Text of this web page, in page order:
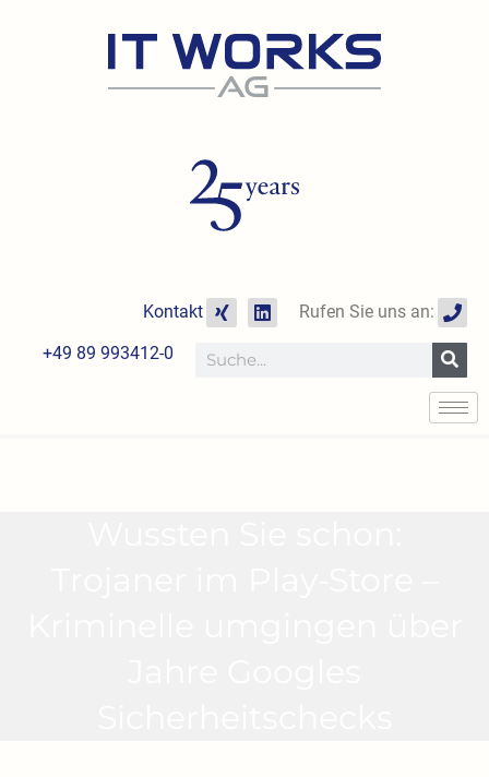
Kontakt
X
i
g
L
i
k
Rufen Sie uns an:
P
h
o
n
e
+49 89 993412-0 Suche